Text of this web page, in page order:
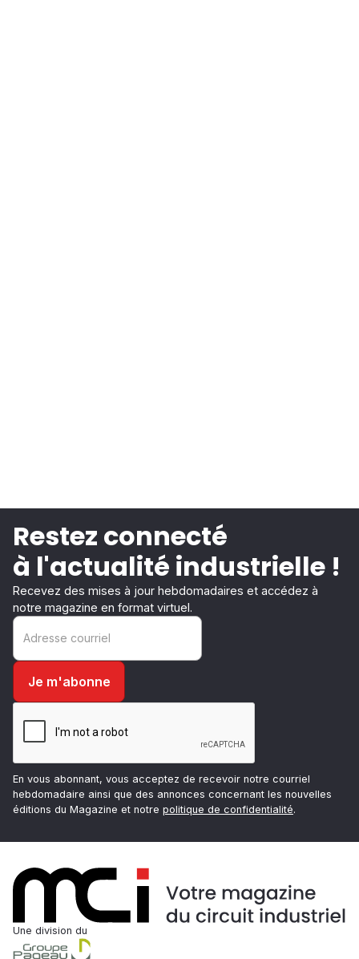
Restez connecté
à l'actualité industrielle !
Recevez des mises à jour hebdomadaires et accédez à
notre magazine en format virtuel.
En vous abonnant, vous acceptez de recevoir notre courriel
hebdomadaire ainsi que des annonces concernant les nouvelles
éditions du Magazine et notre politique de confidentialité.
Une division du